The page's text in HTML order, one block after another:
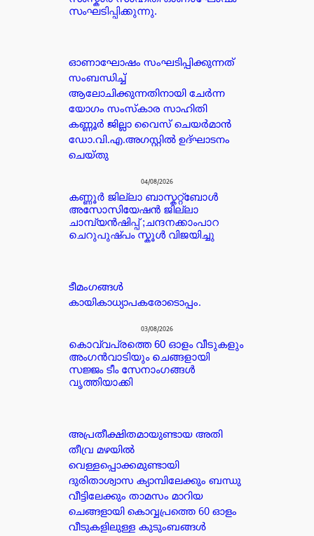
സംഘടിപ്പിക്കുന്നു.
ഓണാഘോഷം സംഘടിപ്പിക്കുന്നത്
സംബന്ധിച്ച്
ആലോചിക്കുന്നതിനായി ചേർന്ന
യോഗം സംസ്കാര സാഹിതി
കണ്ണൂർ ജില്ലാ വൈസ് ചെയർമാൻ
ഡോ.വി.എ.അഗസ്റ്റിൽ ഉദ്ഘാടനം
ചെയ്തു
04/08/2026
കണ്ണൂർ ജില്ലാ ബാസ്കറ്റ്ബോൾ
അസോസിയേഷൻ ജില്ലാ
ചാമ്പ്യൻഷിപ്പ് ;ചന്ദനക്കാംപാറ
ചെറുപുഷ്പം സ്കൂൾ വിജയിച്ചു
ടീമംഗങ്ങൾ
കായികാധ്യാപകരോടൊപ്പം.
03/08/2026
കൊവ്വപ്രത്തെ 60 ഓളം വീടുകളും
അംഗൻവാടിയും ചെങ്ങളായി
സജ്ജം ടീം സേനാംഗങ്ങൾ
വൃത്തിയാക്കി
അപ്രതീക്ഷിതമായുണ്ടായ അതി
തീവ്ര മഴയിൽ
വെള്ളപ്പൊക്കമുണ്ടായി
ദുരിതാശ്വാസ ക്യാമ്പിലേക്കും ബന്ധു
വീട്ടിലേക്കും താമസം മാറിയ
ചെങ്ങളായി കൊവ്വപ്രത്തെ 60 ഓളം
വീടുകളിലുള്ള കുടുംബങ്ങൾ